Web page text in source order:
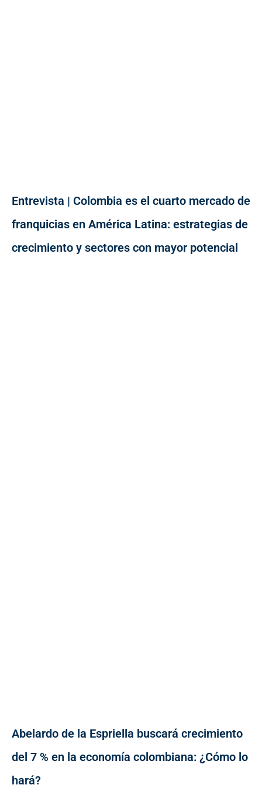
Entrevista | Colombia es el cuarto mercado de
franquicias en América Latina: estrategias de
crecimiento y sectores con mayor potencial
Abelardo de la Espriella buscará crecimiento
del 7 % en la economía colombiana: ¿Cómo lo
hará?